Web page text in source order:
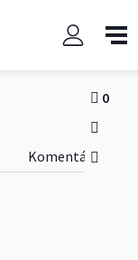
Komentáře
0